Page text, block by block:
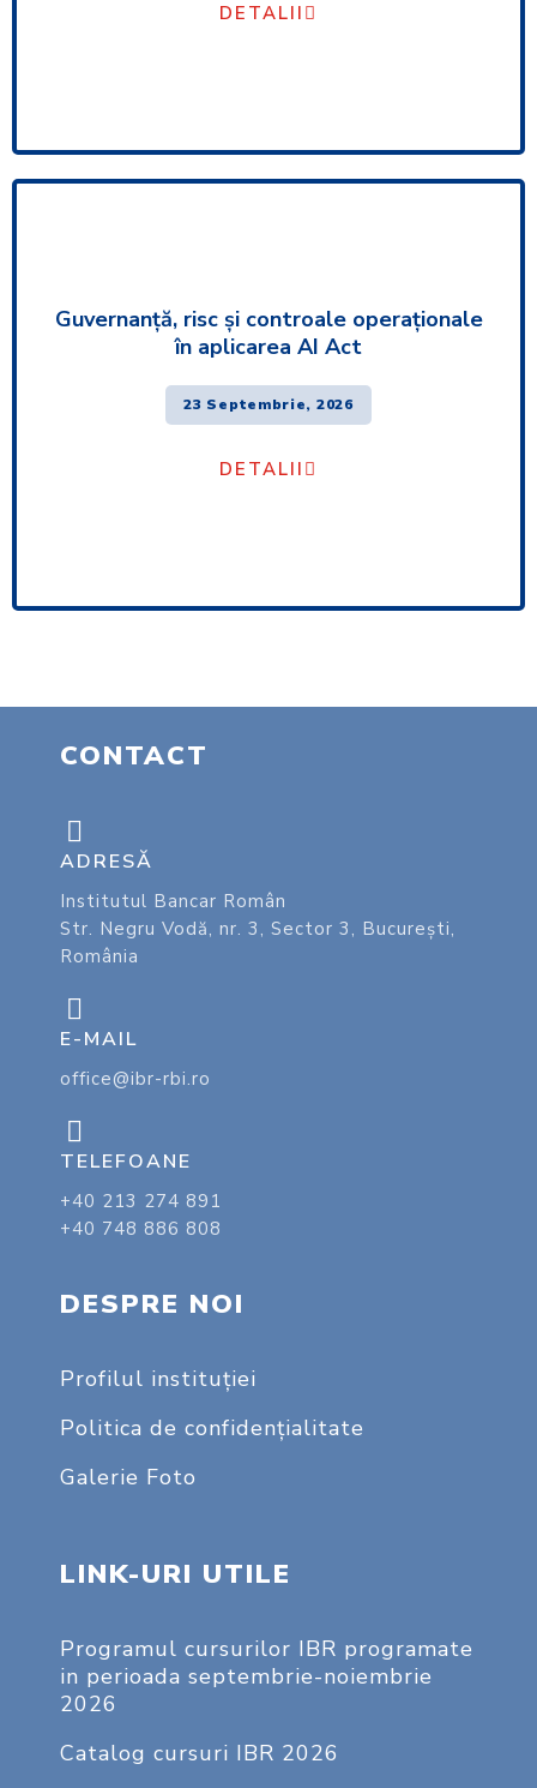
DETALII
Guvernanță, risc și controale operaționale
în aplicarea AI Act
23 Septembrie, 2026
DETALII
CONTACT
ADRESĂ
Institutul Bancar Român
Str. Negru Vodă, nr. 3, Sector 3, București,
România
E-MAIL
office@ibr-rbi.ro
TELEFOANE
+40 213 274 891
+40 748 886 808
DESPRE NOI
Profilul instituţiei
Politica de confidențialitate
Galerie Foto
LINK-URI UTILE
Programul cursurilor IBR programate
in perioada septembrie-noiembrie
2026
Catalog cursuri IBR 2026